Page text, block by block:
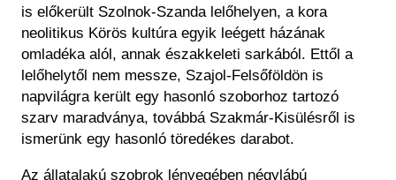
is előkerült Szolnok-Szanda lelőhelyen, a kora
neolitikus Körös kultúra egyik leégett házának
omladéka alól, annak északkeleti sarkából. Ettől a
lelőhelytől nem messze, Szajol-Felsőföldön is
napvilágra került egy hasonló szoborhoz tartozó
szarv maradványa, továbbá Szakmár-Kisülésről is
ismerünk egy hasonló töredékes darabot.
Az állatalakú szobrok lényegében négylábú